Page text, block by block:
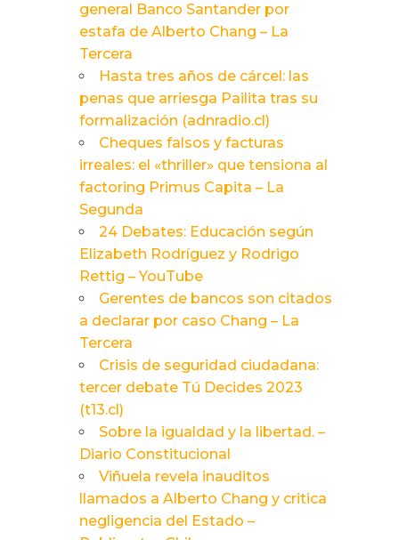
general Banco Santander por
estafa de Alberto Chang – La
Tercera
Hasta tres años de cárcel: las
penas que arriesga Pailita tras su
formalización (adnradio.cl)
Cheques falsos y facturas
irreales: el «thriller» que tensiona al
factoring Primus Capita – La
Segunda
24 Debates: Educación según
Elizabeth Rodríguez y Rodrigo
Rettig – YouTube
Gerentes de bancos son citados
a declarar por caso Chang – La
Tercera
Crisis de seguridad ciudadana:
tercer debate Tú Decides 2023
(t13.cl)
Sobre la igualdad y la libertad. –
Diario Constitucional
Viñuela revela inauditos
llamados a Alberto Chang y critica
negligencia del Estado –